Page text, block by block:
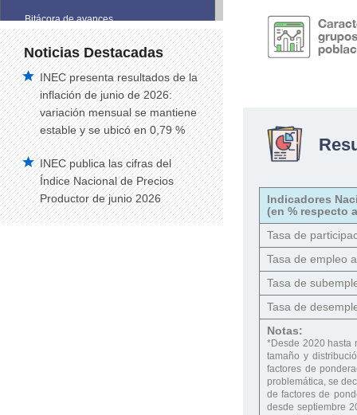
Bitácora de avances
Noticias Destacadas
INEC presenta resultados de la
inflación de junio de 2026:
variación mensual se mantiene
estable y se ubicó en 0,79 %
INEC publica las cifras del
Índice Nacional de Precios
Productor de junio 2026
Indicadores
(en % respecto
Tasa de
Tasa de empleo
Tasa de
Tasa de
Notas:
*Desde 2020 hasta
tamaño y
factores de
problemática, se
de factores de
desde septiembre